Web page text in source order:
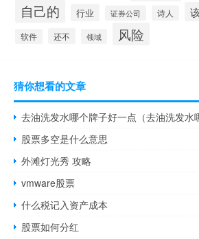
自己的 行业 证券公司 诗人
软件 还不 领域 风险
猜你想看的文章
去油洗发水哪个牌子好一点（去油洗发水
股票多空是什么意思
外滩灯光秀 攻略
vmware股票
什么税记入资产成本
股票如何分红